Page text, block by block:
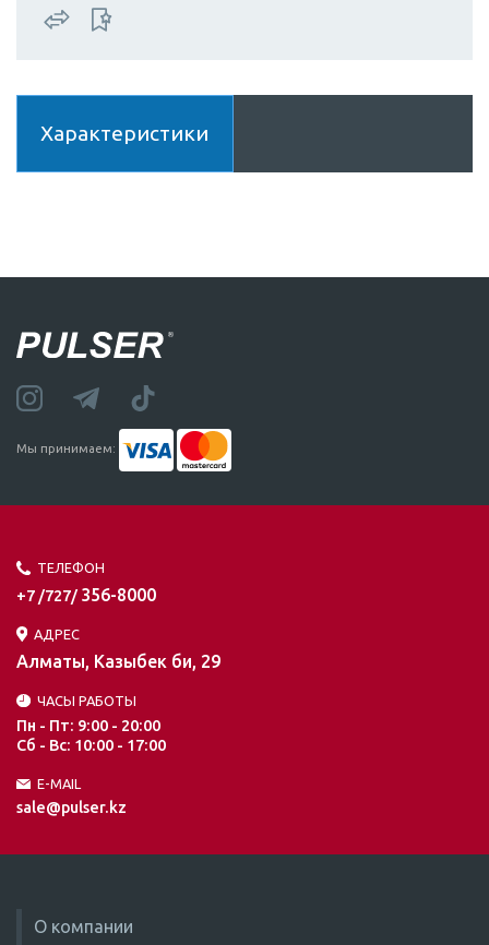
Характеристики
Мы принимаем:
ТЕЛЕФОН
+7 /727/ 356-8000
АДРЕС
Алматы, Казыбек би, 29
ЧАСЫ РАБОТЫ
Пн - Пт: 9:00 - 20:00
Сб - Вс: 10:00 - 17:00
E-MAIL
sale@pulser.kz
О компании